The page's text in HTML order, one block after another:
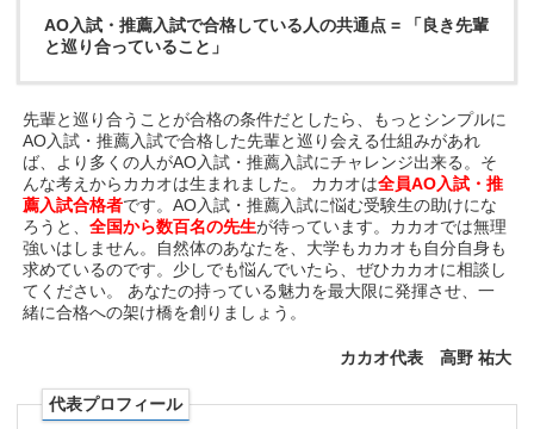
AO入試・推薦入試で合格している人の共通点 = 「良き先輩
と巡り合っていること」
先輩と巡り合うことが合格の条件だとしたら、もっとシンプルに
AO入試・推薦入試で合格した先輩と巡り会える仕組みがあれ
ば、より多くの人がAO入試・推薦入試にチャレンジ出来る。そ
んな考えからカカオは生まれました。 カカオは全員AO入試・推
薦入試合格者です。AO入試・推薦入試に悩む受験生の助けにな
ろうと、全国から数百名の先生が待っています。カカオでは無理
強いはしません。自然体のあなたを、大学もカカオも自分自身も
求めているのです。少しでも悩んでいたら、ぜひカカオに相談し
てください。 あなたの持っている魅力を最大限に発揮させ、一
緒に合格への架け橋を創りましょう。
カカオ代表 高野 祐大
代表プロフィール